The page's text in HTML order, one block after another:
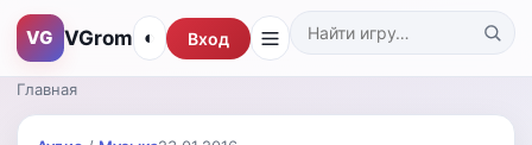
VG VGrom Поиск по каталогу
◐ Вход
Главная